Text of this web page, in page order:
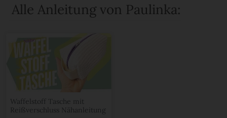
Alle Anleitung von Paulinka:
Waffelstoff Tasche mit
Reißverschluss Nähanleitung